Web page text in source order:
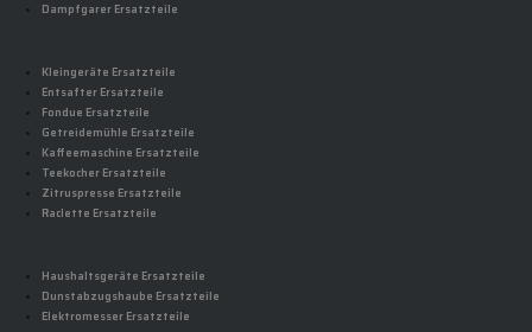
Dampfgarer Ersatzteile
Kleingeräte Ersatzteile
Entsafter Ersatzteile
Fondue Ersatzteile
Getreidemühle Ersatzteile
Kaffeemaschine Ersatzteile
Teekocher Ersatzteile
Zitruspresse Ersatzteile
Raclette Ersatzteile
Haushaltsgeräte Ersatzteile
Dunstabzugshaube Ersatzteile
Elektromesser Ersatzteile